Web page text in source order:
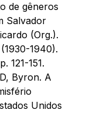
de gêneros
Salvador
(Org.).
1940).
121-151.
Byron. A
Unidos